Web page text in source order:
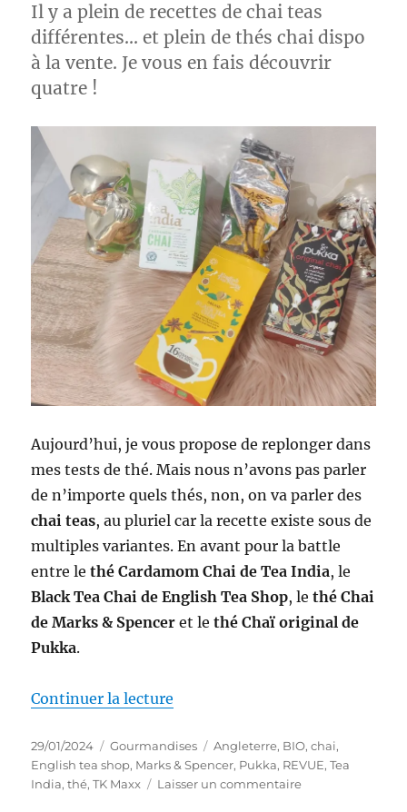
Ceylan
–
English
Tea
Il y a plein de recettes de chai teas
différentes… et plein de thés chai dispo
à la vente. Je vous en fais découvrir
quatre !
Aujourd’hui, je vous propose de replonger dans
mes tests de thé. Mais nous n’avons pas parler
de n’importe quels thés, non, on va parler des
chai teas, au pluriel car la recette existe sous de
multiples variantes. En avant pour la battle
entre lethé Cardamom Chai de Tea India, le
Black Tea Chai de English Tea Shop, lethé Chai
de Marks & Spencer et lethé Chaï original de
Pukka.
Continuer la lecture
Publié
le
29/01/2024 Catégories
Gourmandises Étiquettes
Angleterre, BIO,chai,
English tea shop, Marks & Spencer, Pukka, REVUE,Tea
India,thé,TK Maxx Laisser un commentairesur